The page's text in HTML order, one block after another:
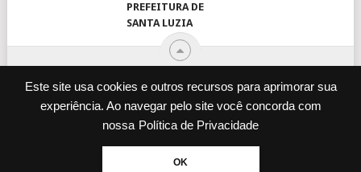
Este site usa cookies e outros recursos para aprimorar sua
experiência. Ao navegar pelo site você concorda com
nossa Política de Privacidade
OK
PREFEITURA DE
SANTA LUZIA